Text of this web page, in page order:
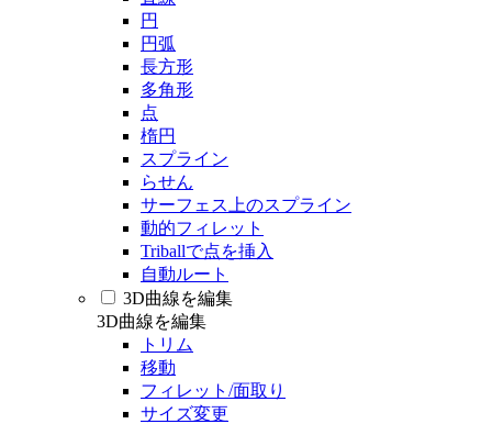
円
円弧
長方形
多角形
点
楕円
スプライン
らせん
サーフェス上のスプライン
動的フィレット
Triballで点を挿入
自動ルート
3D曲線を編集
3D曲線を編集
トリム
移動
フィレット/面取り
サイズ変更